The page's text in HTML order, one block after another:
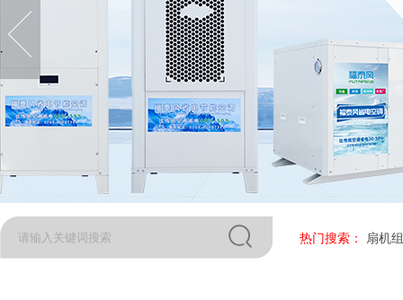
热门搜索： 扇机